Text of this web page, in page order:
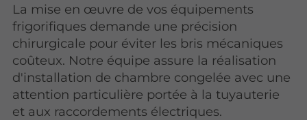
La mise en œuvre de vos équipements
frigorifiques demande une précision
chirurgicale pour éviter les bris mécaniques
coûteux. Notre équipe assure la réalisation
d'installation de chambre congelée avec une
attention particulière portée à la tuyauterie
et aux raccordements électriques.